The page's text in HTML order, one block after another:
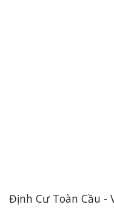
Định Cư Toàn Cầu -